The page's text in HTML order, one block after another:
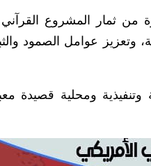
من ثمار المشروع القرآني
وتعزيز عوامل الصمود
وتنفيذية ومحلية قصيدة